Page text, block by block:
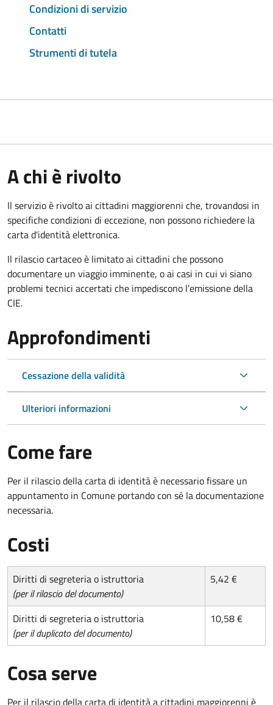
Condizioni di servizio
Contatti
Strumenti di tutela
A chi è rivolto
Il servizio è rivolto ai cittadini maggiorenni che, trovandosi in
specifiche condizioni di eccezione, non possono richiedere la
carta d'identità elettronica.
Il rilascio cartaceo è limitato ai cittadini che possono
documentare un viaggio imminente, o ai casi in cui vi siano
problemi tecnici accertati che impediscono l'emissione della
CIE.
Approfondimenti
Cessazione della validità
Ulteriori informazioni
Come fare
Per il rilascio della carta di identità è necessario fissare un
appuntamento in Comune portando con sé la documentazione
necessaria.
Costi
Diritti di segreteria o istruttoria
(per il rilascio del documento)
5,42 €
Diritti di segreteria o istruttoria
(per il duplicato del documento)
10,58 €
Cosa serve
Per il rilascio della carta di identità a cittadini maggiorenni è